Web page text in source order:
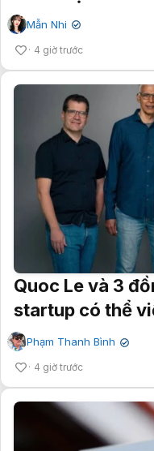
Mẫn Nhi ✔
4 giờ trước
Quoc Le và 3
startup có thể
Phạm Thanh Bình ✔
4 giờ trước